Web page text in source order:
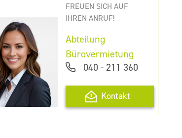
FREUEN SICH AUF
IHREN ANRUF!
Abteilung
Bürovermietung
040 - 211 360
Kontakt